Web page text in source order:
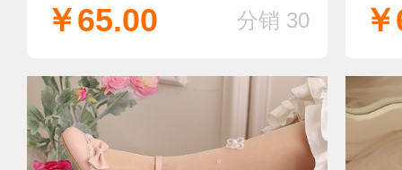
绸缎面汉服女凉鞋
￥65.00 分销 30
女